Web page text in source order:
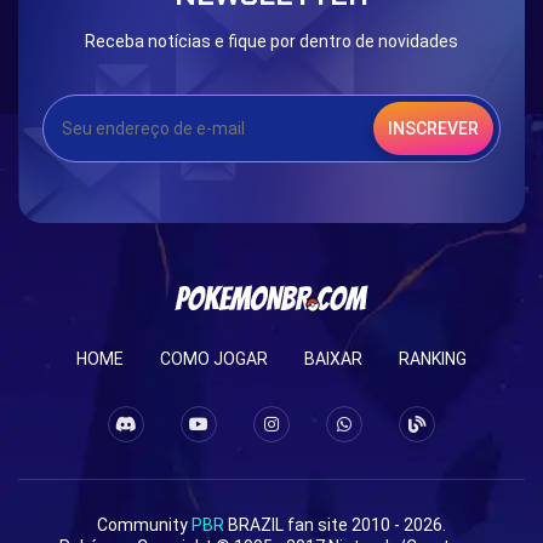
Receba notícias e fique por dentro de novidades
INSCREVER
HOME COMO JOGAR BAIXAR RANKING
Community PBR BRAZIL fan site 2010 - 2026.